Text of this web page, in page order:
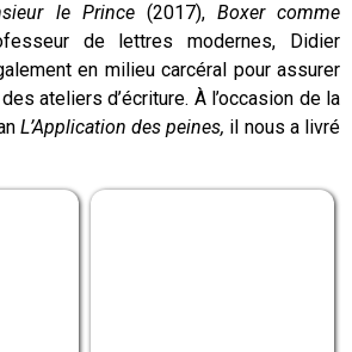
le Prince(2017), Boxer comme
de lettres modernes, Didier
en milieu carcéral pour assurer
ateliers d’écriture. À l’occasion de la
L’Application des peines, il nous a livré